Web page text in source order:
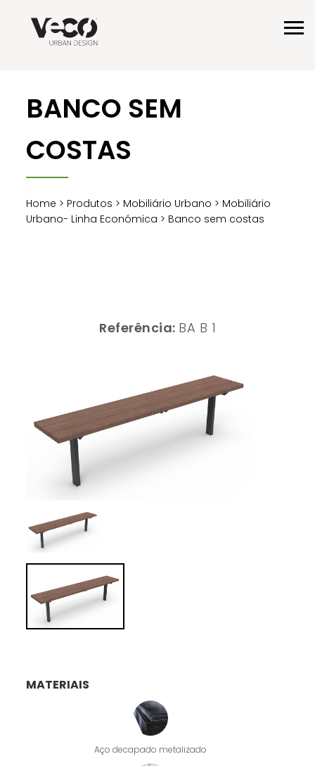
BANCO SEM
COSTAS
Home > Produtos > Mobiliário Urbano > Mobiliário
Urbano- Linha Económica > Banco sem costas
Referência: BA B 1
MATERIAIS
Aço decapado metalizado